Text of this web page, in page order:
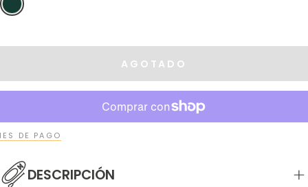
AGOTADO
DE PAGO
DESCRIPCIÓN